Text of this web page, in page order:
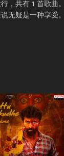
，共有 1 首歌曲。
无疑是一种享受。